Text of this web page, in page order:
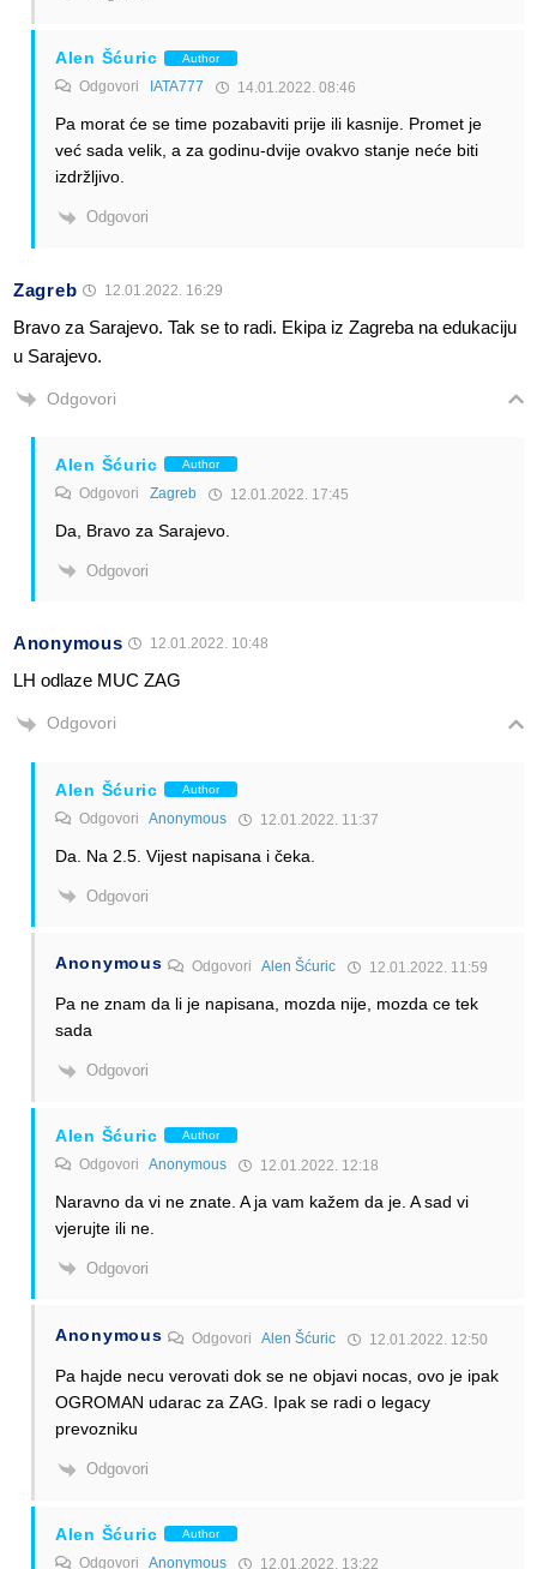
Alen Šćuric Author
Odgovori IATA777 14.01.2022. 08:46
Pa morat će se time pozabaviti prije ili kasnije. Promet je
već sada velik, a za godinu-dvije ovakvo stanje neće biti
izdržljivo.
Odgovori
Zagreb 12.01.2022. 16:29
Bravo za Sarajevo. Tak se to radi. Ekipa iz Zagreba na edukaciju
u Sarajevo.
Odgovori
Alen Šćuric Author
Odgovori Zagreb 12.01.2022. 17:45
Da, Bravo za Sarajevo.
Odgovori
Anonymous 12.01.2022. 10:48
LH odlaze MUC ZAG
Odgovori
Alen Šćuric Author
Odgovori Anonymous 12.01.2022. 11:37
Da. Na 2.5. Vijest napisana i čeka.
Odgovori
Anonymous OdgovoriAlen Šćuric 12.01.2022. 11:59
Pa ne znam da li je napisana, mozda nije, mozda ce tek
sada
Odgovori
Alen Šćuric Author
Odgovori Anonymous 12.01.2022. 12:18
Naravno da vi ne znate. A ja vam kažem da je. A sad vi
vjerujte ili ne.
Odgovori
Anonymous OdgovoriAlen Šćuric 12.01.2022. 12:50
Pa hajde necu verovati dok se ne objavi nocas, ovo je ipak
OGROMAN udarac za ZAG. Ipak se radi o legacy
prevozniku
Odgovori
Alen Šćuric Author
Odgovori Anonymous 12.01.2022. 13:22